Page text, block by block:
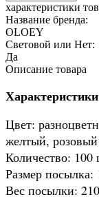
характеристики
Название бренда:
OLOEY
Световой или Нет:
Да
Описание товара
Цвет:
желтый,
Количество: 100
Размер
Вес посылки: